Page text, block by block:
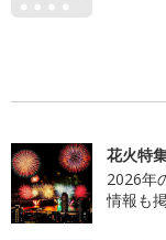
花火特
2026年
情報も